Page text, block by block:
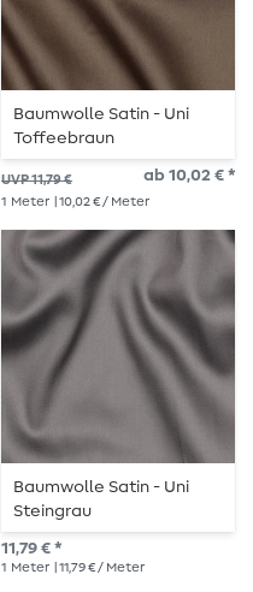
Baumwolle Satin - Uni
Toffeebraun
UVP 11,79 € ab 10,02 € *
1 Meter | 10,02 € / Meter
Baumwolle Satin - Uni
Steingrau
11,79 € *
1 Meter | 11,79 € / Meter